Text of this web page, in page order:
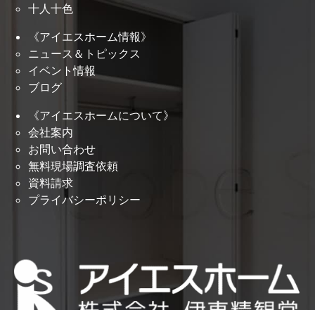
十人十色
《アイエスホーム情報》
ニュース＆トピックス
イベント情報
ブログ
《アイエスホームについて》
会社案内
お問い合わせ
無料現場調査依頼
資料請求
プライバシーポリシー